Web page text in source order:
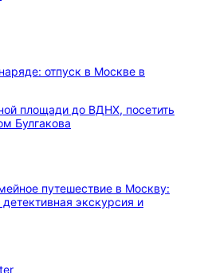
отпуск в Москве в
площади до ВДНХ, посетить
Булгакова